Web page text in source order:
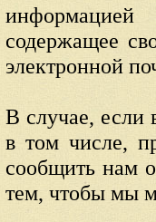
содержащее
электронной
В случае, если
в том числе,
сообщить нам
тем, чтобы мы